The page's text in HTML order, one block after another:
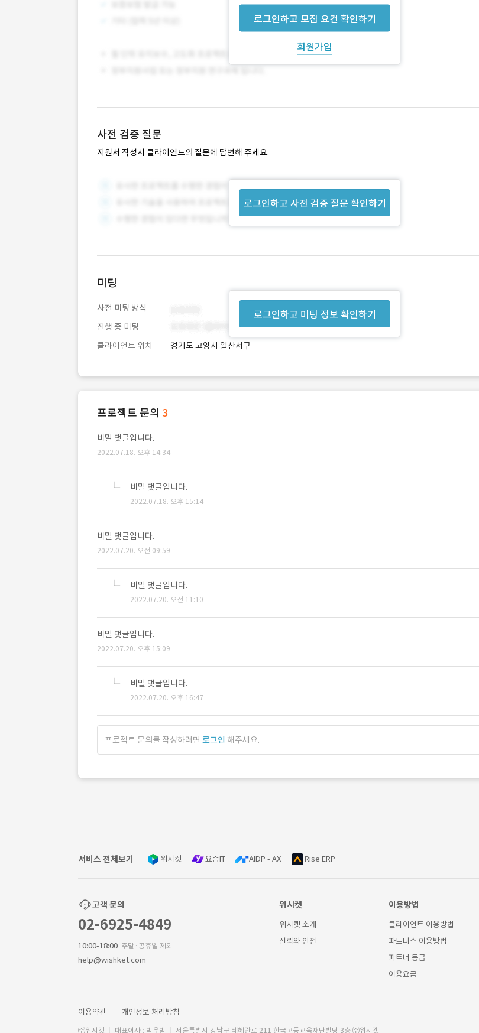
로그인하고 모집 요건 확인하기
회원가입
사전 검증 질문
지원서 작성시 클라이언트의 질문에 답변해 주세요.
로그인하고 사전 검증 질문 확인하기
로그인하고 미팅 정보 확인하기
미팅
사전 미팅 방식
진행 중 미팅
클라이언트 위치
경기도 고양시 일산서구
프로젝트 문의 3
비밀 댓글입니다.
2022.07.18. 오후 14:34
비밀 댓글입니다.
2022.07.18. 오후 15:14
비밀 댓글입니다.
2022.07.20. 오전 09:59
비밀 댓글입니다.
2022.07.20. 오전 11:10
비밀 댓글입니다.
2022.07.20. 오후 15:09
비밀 댓글입니다.
2022.07.20. 오후 16:47
프로젝트 문의를 작성하려면 로그인 해주세요.
서비스 전체보기 위시켓 요즘IT AIDP - AX Rise ERP
고객 문의
02-6925-4849
10:00-18:00 주말·공휴일 제외
help@wishket.com
위시켓
위시켓 소개
신뢰와 안전
이용방법
클라이언트 이용방법
파트너스 이용방법
파트너 등급
이용요금
이용약관 개인정보 처리방침
㈜위시켓 대표이사 : 박우범 서울특별시 강남구 테헤란로 211 한국고등교육재단빌딩 3층 ㈜위시켓